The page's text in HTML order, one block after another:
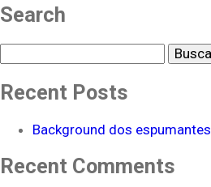
Search
Recent Posts
Background dos espumantes
Recent Comments